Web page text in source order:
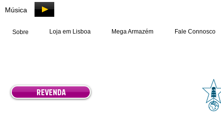
Música
Sobre Loja em Lisboa Mega Armazém Fale Connosco
REVENDA